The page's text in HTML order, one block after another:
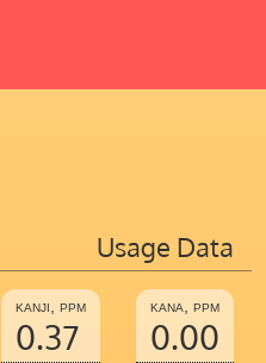
Usage Data
kanji, ppm
0.37
kana, ppm
0.00